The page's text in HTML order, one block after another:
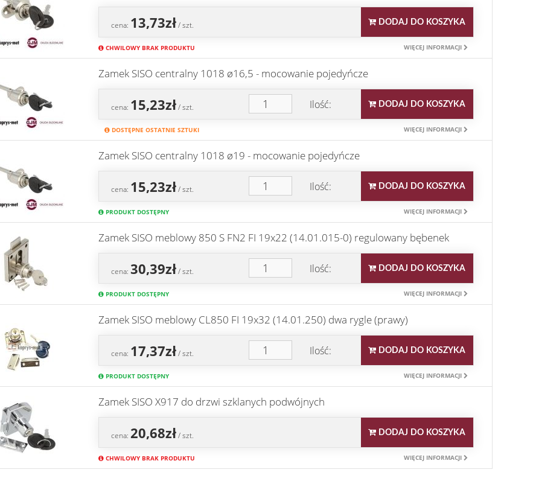
cena: 13,73zł/ szt. DODAJ DO KOSZYKA
CHWILOWY BRAK PRODUKTU WIĘCEJ INFORMACJI
Zamek SISO centralny 1018 ø16,5 - mocowanie pojedyńcze
cena: 15,23zł/ szt. Ilość: DODAJ DO KOSZYKA
DOSTĘPNE OSTATNIE SZTUKI WIĘCEJ INFORMACJI
Zamek SISO centralny 1018 ø19 - mocowanie pojedyńcze
cena: 15,23zł/ szt. Ilość: DODAJ DO KOSZYKA
PRODUKT DOSTĘPNY WIĘCEJ INFORMACJI
Zamek SISO meblowy 850 S FN2 FI 19x22 (14.01.015-0) regulowany bębenek
cena: 30,39zł/ szt. Ilość: DODAJ DO KOSZYKA
PRODUKT DOSTĘPNY WIĘCEJ INFORMACJI
Zamek SISO meblowy CL850 FI 19x32 (14.01.250) dwa rygle (prawy)
cena: 17,37zł/ szt. Ilość: DODAJ DO KOSZYKA
PRODUKT DOSTĘPNY WIĘCEJ INFORMACJI
Zamek SISO X917 do drzwi szklanych podwójnych
cena: 20,68zł/ szt. DODAJ DO KOSZYKA
CHWILOWY BRAK PRODUKTU WIĘCEJ INFORMACJI